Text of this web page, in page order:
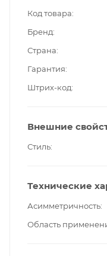
Код товара
Бренд
Страна
Гарантия
Штрих-код
Внешние
Стиль
Технические
Асимметричность
Область